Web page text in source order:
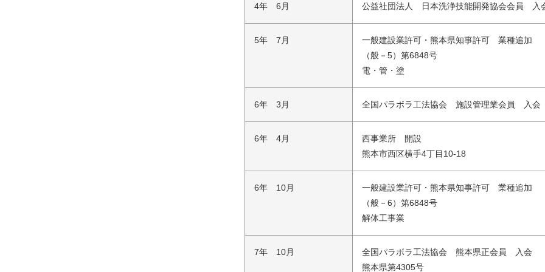
4年 6月 公益社団法人 日本洗浄技能開発協会会員 入
5年 7月
一般建設業許可・熊本県知事許可 業種追加
（般－5）第6848号
電・管・塗
6年 3月 全国パラボラ工法協会 施設管理業会員 入会
6年 4月
西事業所 開設
熊本市西区横手4丁目10-18
6年 10月
一般建設業許可・熊本県知事許可 業種追加
（般－6）第6848号
解体工事業
7年 10月
全国パラボラ工法協会 熊本県正会員 入会
熊本県第4305号